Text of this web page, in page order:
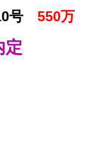
号 550万
定